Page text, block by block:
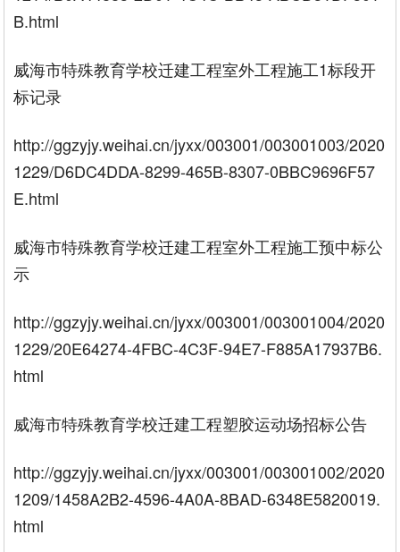
B.html
威海市特殊教育学校迁建工程室外工程施工1标段开
标记录
http://ggzyjy.weihai.cn/jyxx/003001/003001003/2020
1229/D6DC4DDA-8299-465B-8307-0BBC9696F57
E.html
威海市特殊教育学校迁建工程室外工程施工预中标公
示
http://ggzyjy.weihai.cn/jyxx/003001/003001004/2020
1229/20E64274-4FBC-4C3F-94E7-F885A17937B6.
html
威海市特殊教育学校迁建工程塑胶运动场招标公告
http://ggzyjy.weihai.cn/jyxx/003001/003001002/2020
1209/1458A2B2-4596-4A0A-8BAD-6348E5820019.
html